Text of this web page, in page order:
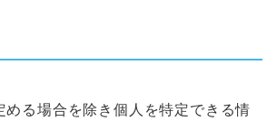
める場合を除き個人を特定できる情